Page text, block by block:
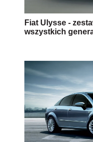
Fiat Ulysse -
wszystkich